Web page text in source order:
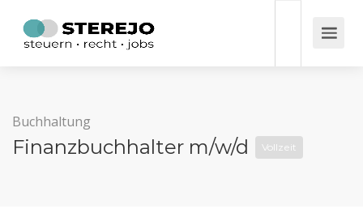
Buchhaltung
Finanzbuchhalter m/w/d Vollzeit